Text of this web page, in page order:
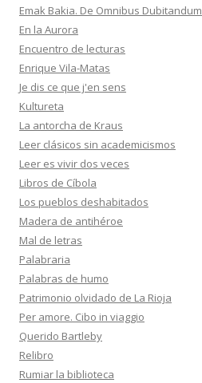
Emak Bakia. De Omnibus Dubitandum
En la Aurora
Encuentro de lecturas
Enrique Vila-Matas
Je dis ce que j'en sens
Kultureta
La antorcha de Kraus
Leer clásicos sin academicismos
Leer es vivir dos veces
Libros de Cíbola
Los pueblos deshabitados
Madera de antihéroe
Mal de letras
Palabraria
Palabras de humo
Patrimonio olvidado de La Rioja
Per amore. Cibo in viaggio
Querido Bartleby
Relibro
Rumiar la biblioteca